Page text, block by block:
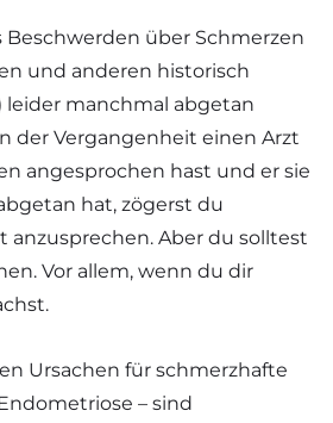
Beschwerden über Schmerzen
und anderen historisch
leider manchmal abgetan
der Vergangenheit einen Arzt
angesprochen hast und er sie
hat, zögerst du
anzusprechen. Aber du solltest
Vor allem, wenn du dir
Ursachen für schmerzhafte
– sind